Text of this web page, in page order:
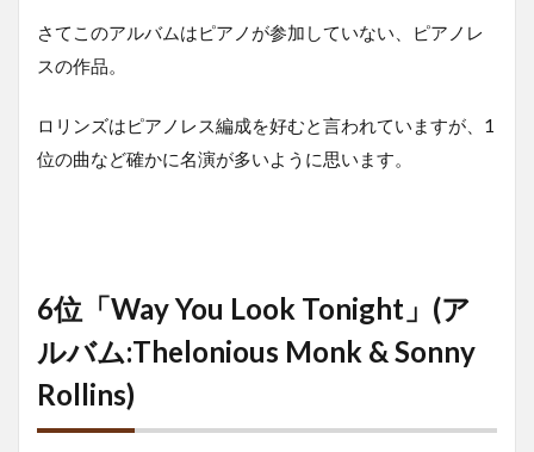
さてこのアルバムはピアノが参加していない、ピアノレ
スの作品。
ロリンズはピアノレス編成を好むと言われていますが、1
位の曲など確かに名演が多いように思います。
6位「Way You Look Tonight」(ア
ルバム:Thelonious Monk & Sonny
Rollins)